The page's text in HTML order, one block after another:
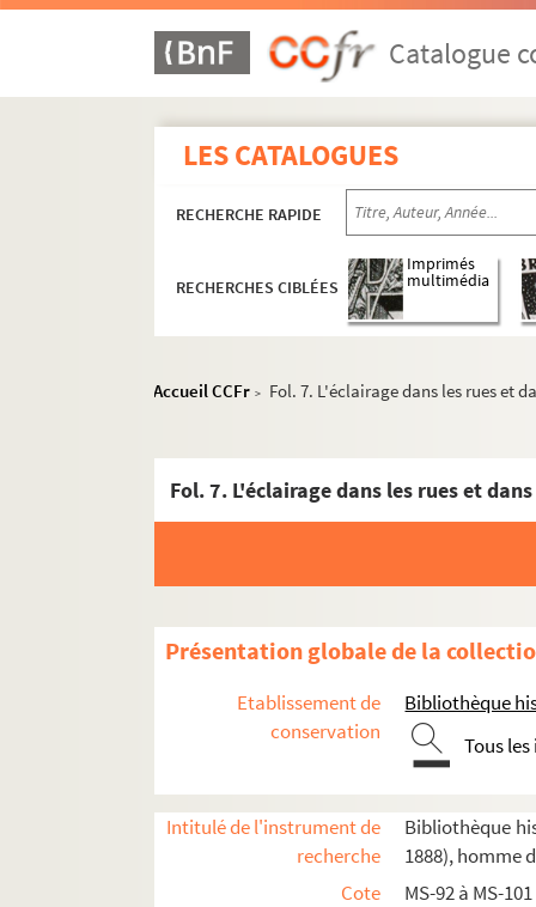
Catalogue
LES CATALOGUES
RECHERCHE RAPIDE
RECHERCHES CIBLÉES
Imprimés
multimédia
Accueil CCFr > Fol. 7. L'éclairage dans les rues et
Présentation globale de la
Etablissement de
conservation
Bibliothèque
Tous
Intitulé de l'instrument de
recherche
Bibliothèque
1888), homme
Cote
MS-92 à MS-